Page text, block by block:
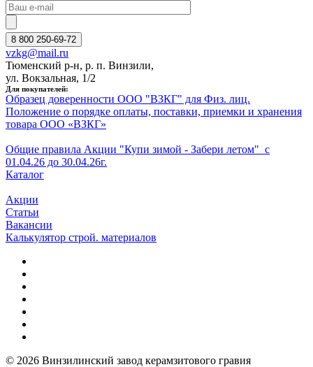
8 800 250-69-72
vzkg@mail.ru
Тюменский р-н, р. п. Винзили,
ул. Вокзальная, 1/2
Для покупателей:
Образец доверенности ООО "ВЗКГ" для Физ. лиц.
Положение о порядке оплаты, поставки, приемки и хранения
товара ООО «ВЗКГ»
Общие правила Акции "Купи зимой - Забери летом" с
01.04.26 до 30.04.26г.
Каталог
Акции
Статьи
Вакансии
Калькулятор строй. материалов
© 2026 Винзилинский завод керамзитового гравия